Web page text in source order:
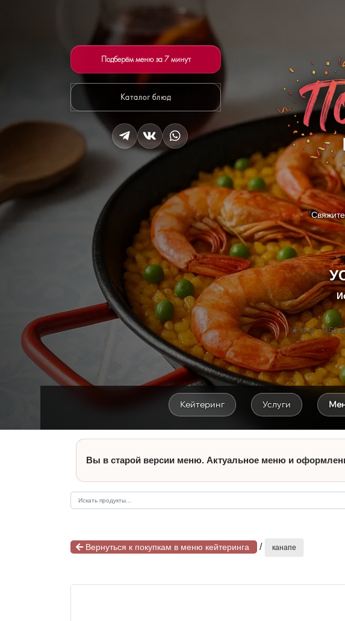
Подберём меню за 7 минут
Каталог блюд
★ 4.9 · 950
Кейтеринг Услуги
Вы в старой версии меню. Актуальное меню и
Вернуться к покупкам в меню кейтеринга / канапе